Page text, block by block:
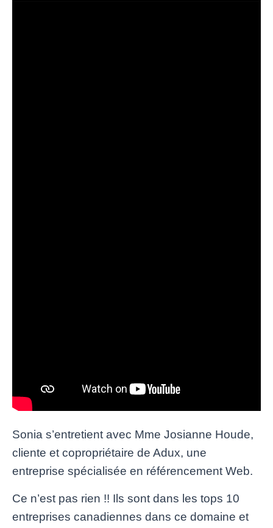
Sonia s’entretient avec Mme Josianne Houde,
cliente et copropriétaire de Adux, une
entreprise spécialisée en référencement Web.
Ce n’est pas rien !! Ils sont dans les tops 10
entreprises canadiennes dans ce domaine et